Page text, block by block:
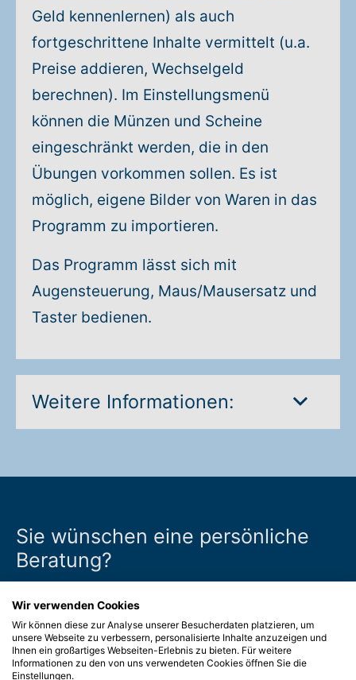
Geld kennenlernen) als auch
fortgeschrittene Inhalte vermittelt (u.a.
Preise addieren, Wechselgeld
berechnen). Im Einstellungsmenü
können die Münzen und Scheine
eingeschränkt werden, die in den
Übungen vorkommen sollen. Es ist
möglich, eigene Bilder von Waren in das
Programm zu importieren.
Das Programm lässt sich mit
Augensteuerung, Maus/Mausersatz und
Taster bedienen.
Weitere Informationen:
Sie wünschen eine persönliche
Beratung?
Wir sind nah für Sie da. Schicken Sie uns eine
Beratungsanfrage und dann kümmert sich Ihr
regionaler REHAVISTA-Partner vor Ort um
Wir verwenden Cookies
Wir können diese zur Analyse unserer Besucherdaten platzieren, um
unsere Webseite zu verbessern, personalisierte Inhalte anzuzeigen und
Ihnen ein großartiges Webseiten-Erlebnis zu bieten. Für weitere
Informationen zu den von uns verwendeten Cookies öffnen Sie die
Einstellungen.